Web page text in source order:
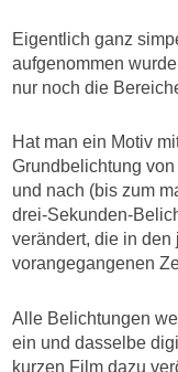
Eigentlich ganz
aufgenommen
nur noch die
Hat man ein Motiv
Grundbelichtung
und nach (bis zum
drei-Sekunden-
verändert, die in
vorangegangenen
Alle Belichtungen
ein und dasselbe
kurzen Film dazu